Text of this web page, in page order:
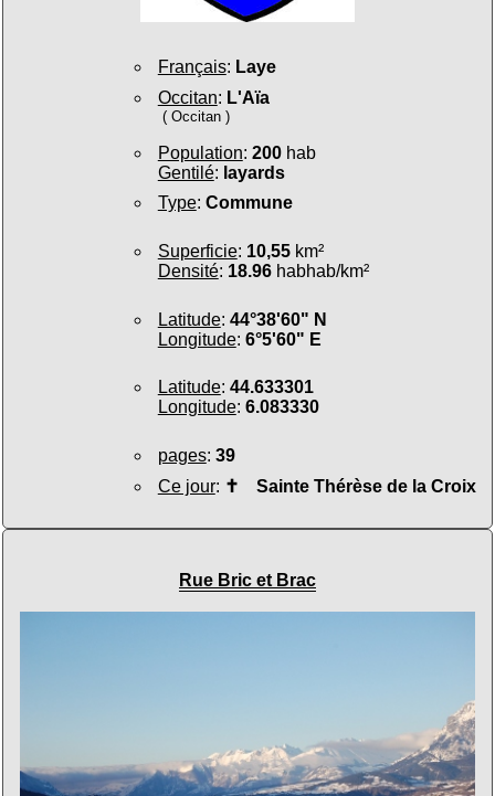
Français: Laye
Occitan: L'Aïa
( Occitan )
Population: 200hab
Gentilé: layards
Type: Commune
Superficie: 10,55km²
Densité: 18.96habhab/km²
Latitude: 44°38'60" N
Longitude: 6°5'60" E
Latitude: 44.633301
Longitude: 6.083330
pages: 39
Ce jour: ✝ Sainte Thérèse de la Croix
Rue Bric et Brac